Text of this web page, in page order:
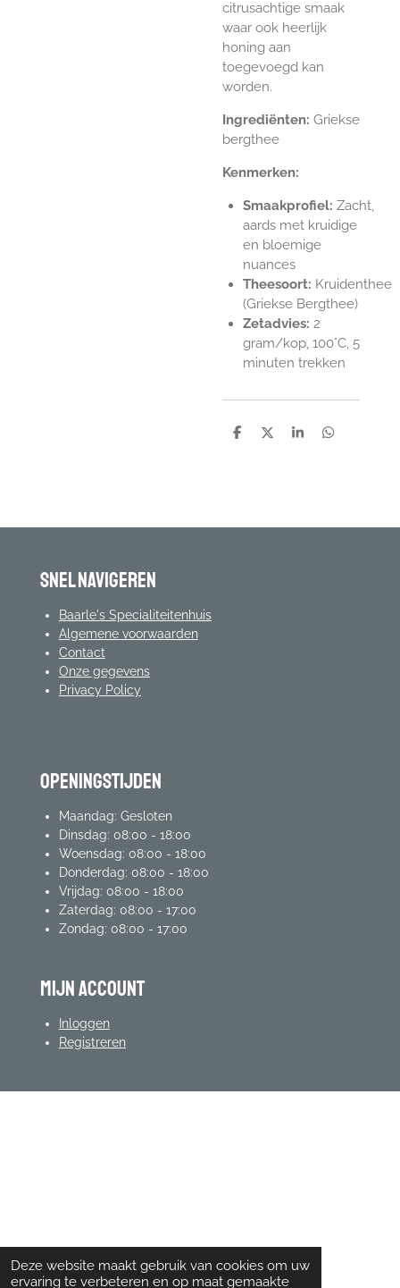
Deze website maakt gebruik van cookies om uw
ervaring te verbeteren en op maat gemaakte
citrusachtige smaak
waar ook heerlijk
honing aan
toegevoegd kan
worden.
Ingrediënten: Griekse
bergthee
Kenmerken:
Smaakprofiel: Zacht,
aards met kruidige
en bloemige
nuances
Theesoort: Kruidenthee
(Griekse Bergthee)
Zetadvies: 2
gram/kop, 100°C, 5
minuten trekken
D
D
S
D
Snel navigeren
Baarle's Specialiteitenhuis
Algemene voorwaarden
Contact
Onze gegevens
Privacy Policy
Openingstijden
Maandag: Gesloten
Dinsdag: 08:00 - 18:00
Woensdag: 08:00 - 18:00
Donderdag: 08:00 - 18:00
Vrijdag: 08:00 - 18:00
Zaterdag: 08:00 - 17:00
Zondag: 08:00 - 17:00
mijn account
Inloggen
Registreren